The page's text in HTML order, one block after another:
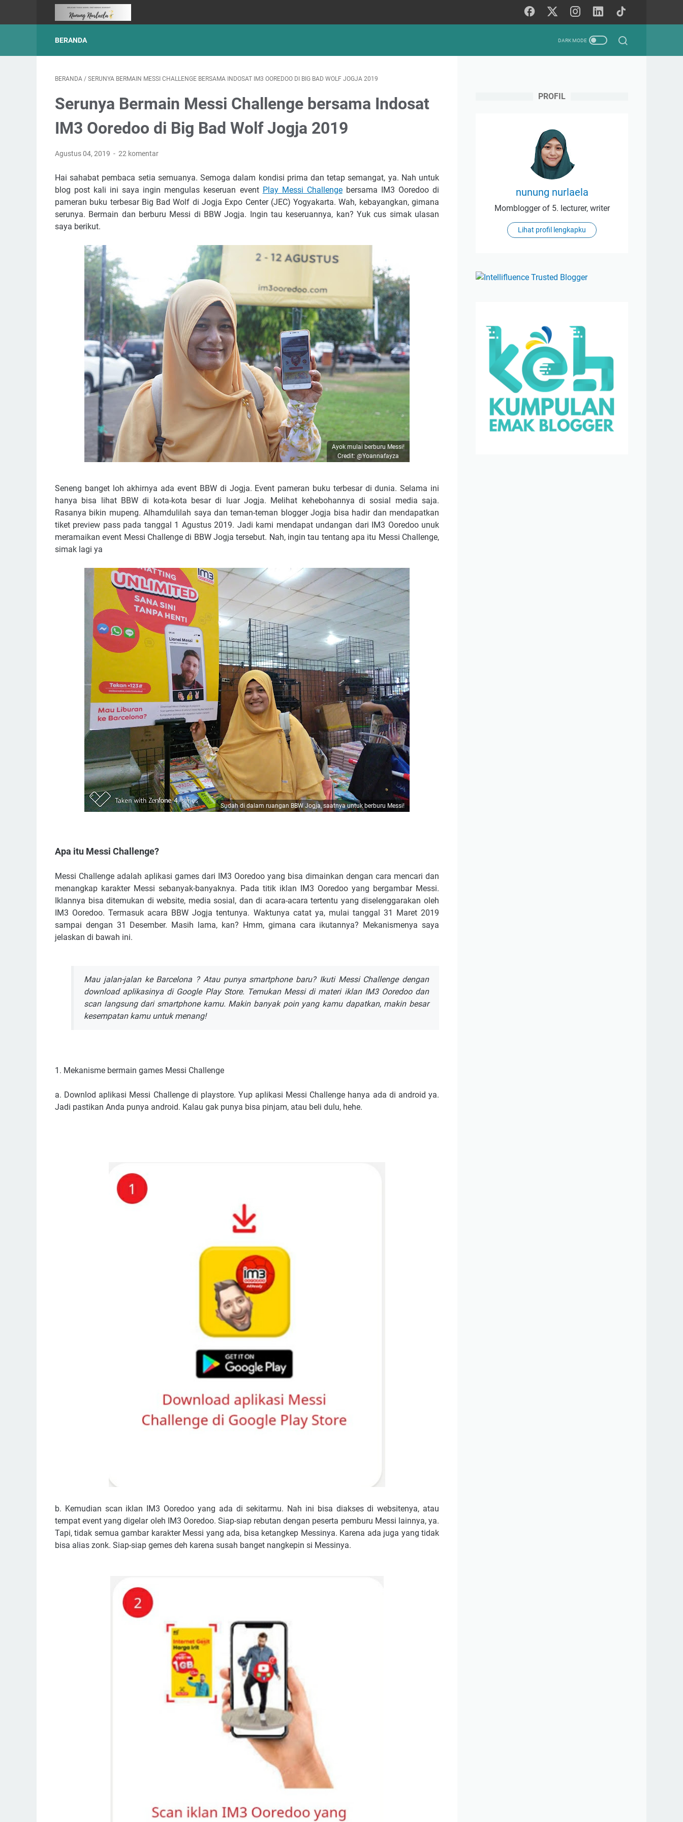
BERANDA
BERANDA / SERUNYA BERMAIN MESSI CHALLENGE BERSAMA INDOSAT IM3 OOREDOO DI BIG BAD WOLF JOGJA 2019
Serunya Bermain Messi Challenge bersama Indosat
IM3 Ooredoo di Big Bad Wolf Jogja 2019
Agustus 04, 2019 22 komentar
Hai sahabat pembaca setia semuanya. Semoga dalam kondisi prima dan tetap semangat, ya. Nah untuk
blog post kali ini saya ingin mengulas keseruan event Play Messi Challengebersama IM3 Ooredoo di
pameran buku terbesar Big Bad Wolf di Jogja Expo Center (JEC) Yogyakarta. Wah, kebayangkan, gimana
serunya. Bermain dan berburu Messi di BBW Jogja. Ingin tau keseruannya, kan? Yuk cus simak ulasan
saya berikut.
Ayok mulai berburu Messi!
Credit: @Yoannafayza
Seneng banget loh akhirnya ada event BBW di Jogja. Event pameran buku terbesar di dunia. Selama ini
hanya bisa lihat BBW di kota-kota besar di luar Jogja. Melihat kehebohannya di sosial media saja.
Rasanya bikin mupeng. Alhamdulilah saya dan teman-teman blogger Jogja bisa hadir dan mendapatkan
tiket preview pass pada tanggal 1 Agustus 2019. Jadi kami mendapat undangan dari IM3 Ooredoo unuk
meramaikan event Messi Challenge di BBW Jogja tersebut. Nah, ingin tau tentang apa itu Messi Challenge,
simak lagi ya
Sudah di dalam ruangan BBW Jogja, saatnya untuk berburu Messi!
Apa itu Messi Challenge?
Messi Challenge adalah aplikasi games dari IM3 Ooredoo yang bisa dimainkan dengan cara mencari dan
menangkap karakter Messi sebanyak-banyaknya. Pada titik iklan IM3 Ooredoo yang bergambar Messi.
Iklannya bisa ditemukan di website, media sosial, dan di acara-acara tertentu yang diselenggarakan oleh
IM3 Ooredoo. Termasuk acara BBW Jogja tentunya. Waktunya catat ya, mulai tanggal 31 Maret 2019
sampai dengan 31 Desember. Masih lama, kan? Hmm, gimana cara ikutannya? Mekanismenya saya
jelaskan di bawah ini.
Mau jalan-jalan ke Barcelona ? Atau punya smartphone baru? Ikuti Messi Challenge dengan
download aplikasinya di Google Play Store. Temukan Messi di materi iklan IM3 Ooredoo dan
scan langsung dari smartphone kamu. Makin banyak poin yang kamu dapatkan, makin besar
kesempatan kamu untuk menang!
1. Mekanisme bermain games Messi Challenge
a. Downlod aplikasi Messi Challenge di playstore. Yup aplikasi Messi Challenge hanya ada di android ya.
Jadi pastikan Anda punya android. Kalau gak punya bisa pinjam, atau beli dulu, hehe.
b. Kemudian scan iklan IM3 Ooredoo yang ada di sekitarmu. Nah ini bisa diakses di websitenya, atau
tempat event yang digelar oleh IM3 Ooredoo. Siap-siap rebutan dengan peserta pemburu Messi lainnya, ya.
Tapi, tidak semua gambar karakter Messi yang ada, bisa ketangkep Messinya. Karena ada juga yang tidak
bisa alias zonk. Siap-siap gemes deh karena susah banget nangkepin si Messinya.
PROFIL
nunung nurlaela
Momblogger of 5. lecturer, writer
Lihat profil lengkapku